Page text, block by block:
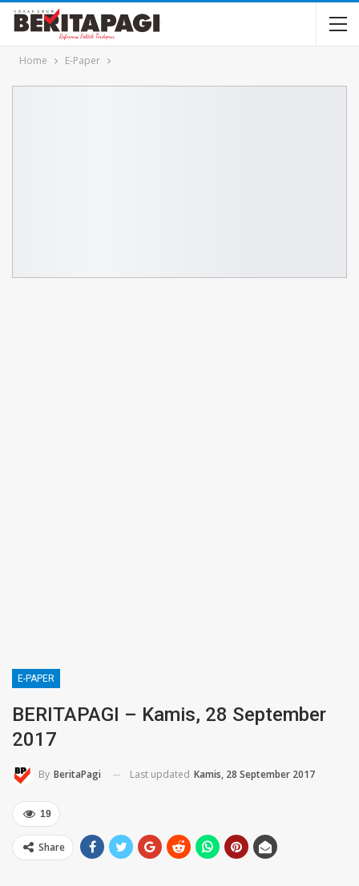
Home E-Paper
E-PAPER
BERITAPAGI – Kamis, 28 September
2017
By BeritaPagi Last updated Kamis, 28 September 2017
19
Share